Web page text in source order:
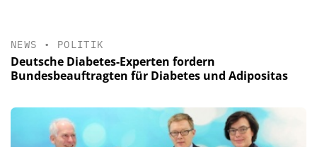
NEWS • POLITIK
Deutsche Diabetes-Experten fordern
Bundesbeauftragten für Diabetes und Adipositas